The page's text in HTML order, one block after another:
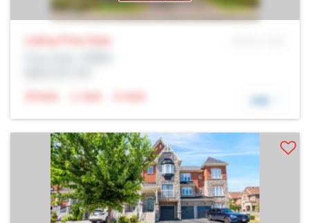
Listing Price Sale
N/A
N/A N/A 详细